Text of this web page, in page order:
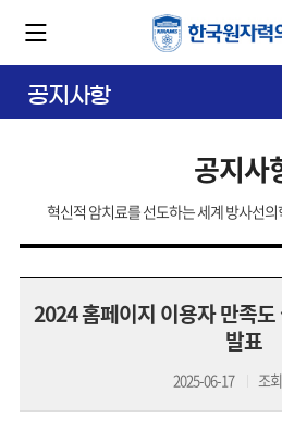
공지사항
공지사
혁신적 암치료를 선도하는 세계 방사선
2024 홈페이지 이용자 만족
발표
2025-06-17 조